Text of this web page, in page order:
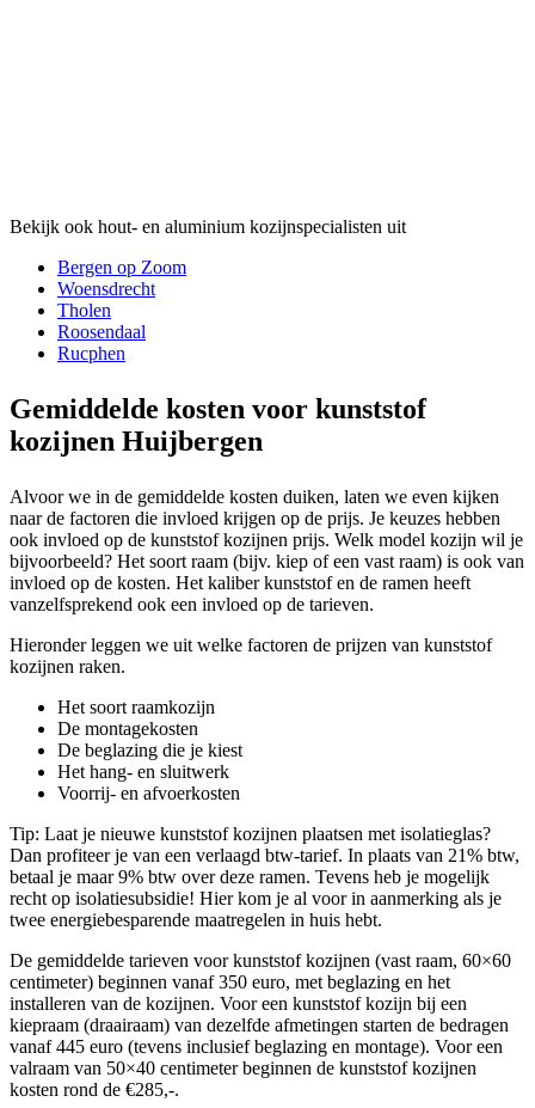
Bekijk ook hout- en aluminium kozijnspecialisten uit
Bergen op Zoom
Woensdrecht
Tholen
Roosendaal
Rucphen
Gemiddelde kosten voor kunststof
kozijnen Huijbergen
Alvoor we in de gemiddelde kosten duiken, laten we even kijken
naar de factoren die invloed krijgen op de prijs. Je keuzes hebben
ook invloed op de kunststof kozijnen prijs. Welk model kozijn wil je
bijvoorbeeld? Het soort raam (bijv. kiep of een vast raam) is ook van
invloed op de kosten. Het kaliber kunststof en de ramen heeft
vanzelfsprekend ook een invloed op de tarieven.
Hieronder leggen we uit welke factoren de prijzen van kunststof
kozijnen raken.
Het soort raamkozijn
De montagekosten
De beglazing die je kiest
Het hang- en sluitwerk
Voorrij- en afvoerkosten
Tip: Laat je nieuwe kunststof kozijnen plaatsen met isolatieglas?
Dan profiteer je van een verlaagd btw-tarief. In plaats van 21% btw,
betaal je maar 9% btw over deze ramen. Tevens heb je mogelijk
recht op isolatiesubsidie! Hier kom je al voor in aanmerking als je
twee energiebesparende maatregelen in huis hebt.
De gemiddelde tarieven voor kunststof kozijnen (vast raam, 60×60
centimeter) beginnen vanaf 350 euro, met beglazing en het
installeren van de kozijnen. Voor een kunststof kozijn bij een
kiepraam (draairaam) van dezelfde afmetingen starten de bedragen
vanaf 445 euro (tevens inclusief beglazing en montage). Voor een
valraam van 50×40 centimeter beginnen de kunststof kozijnen
kosten rond de €285,-.